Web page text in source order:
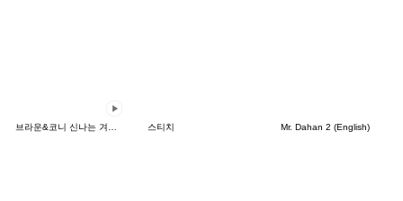
스티치 Mr. Dahan 2 (English)